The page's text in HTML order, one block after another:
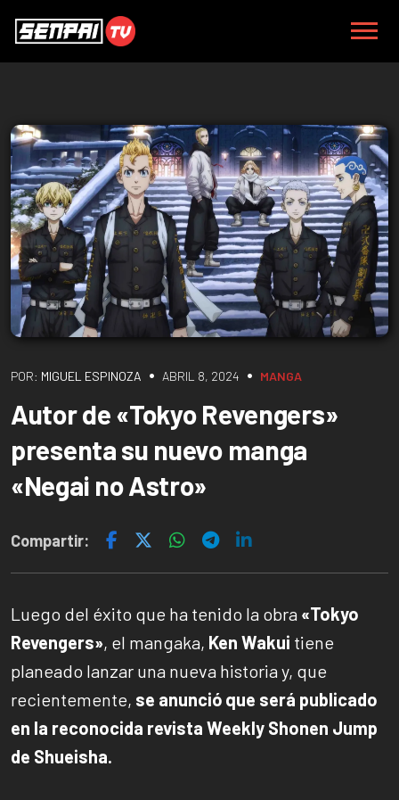
POR: MIGUEL ESPINOZA • ABRIL 8, 2024 • MANGA
Autor de «Tokyo Revengers»
presenta su nuevo manga
«Negai no Astro»
Compartir:
Luego del éxito que ha tenido la obra «Tokyo
Revengers», el mangaka, Ken Wakui tiene
planeado lanzar una nueva historia y, que
recientemente, se anunció que será publicado
en la reconocida revista Weekly Shonen Jump
de Shueisha.